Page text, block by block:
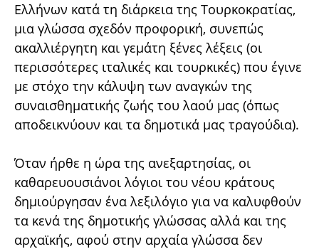
Ελλήνων κατά τη διάρκεια της Τουρκοκρατίας,
μια γλώσσα σχεδόν προφορική, συνεπώς
ακαλλιέργητη και γεμάτη ξένες λέξεις (οι
περισσότερες ιταλικές και τουρκικές) που έγινε
με στόχο την κάλυψη των αναγκών της
συναισθηματικής ζωής του λαού μας (όπως
αποδεικνύουν και τα δημοτικά μας τραγούδια).
Όταν ήρθε η ώρα της ανεξαρτησίας, οι
καθαρευουσιάνοι λόγιοι του νέου κράτους
δημιούργησαν ένα λεξιλόγιο για να καλυφθούν
τα κενά της δημοτικής γλώσσας αλλά και της
αρχαϊκής, αφού στην αρχαία γλώσσα δεν